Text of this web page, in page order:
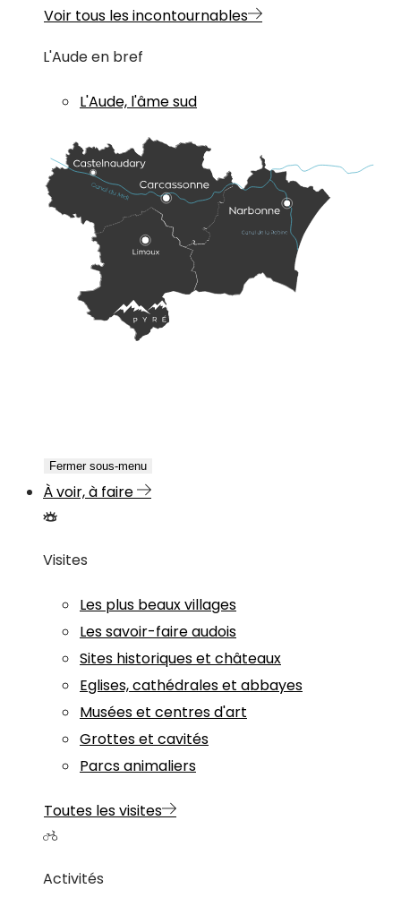
Voir tous les incontournables
L'Aude en bref
L'Aude, l'âme sud
Fermer sous-menu
À voir, à faire
Visites
Les plus beaux villages
Les savoir-faire audois
Sites historiques et châteaux
Eglises, cathédrales et abbayes
Musées et centres d'art
Grottes et cavités
Parcs animaliers
Toutes les visites
Activités